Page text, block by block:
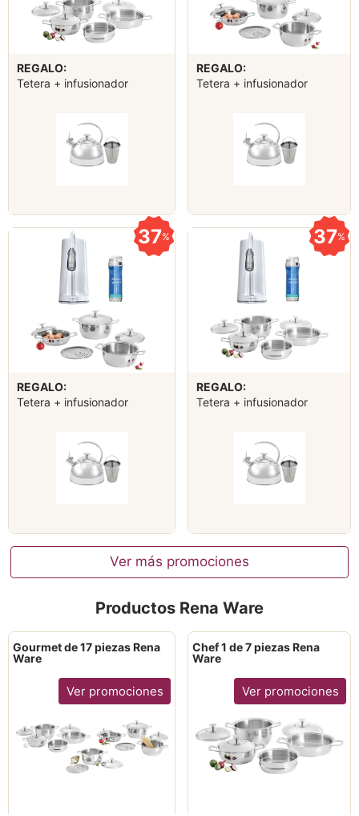
REGALO:
Tetera + infusionador
REGALO:
Tetera + infusionador
37%
REGALO:
Tetera + infusionador
37%
REGALO:
Tetera + infusionador
Ver más promociones
Productos Rena Ware
Gourmet de 17 piezas Rena
Ware
Ver promociones
Chef 1 de 7 piezas Rena
Ware
Ver promociones